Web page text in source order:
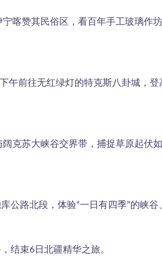
喀赞其民俗区，看百年手工玻璃作
前往无红绿灯的特克斯八卦城，
克苏大峡谷交界带，捕捉草原起伏
路北段，体验“一日有四季”的峡
结束6日北疆精华之旅。